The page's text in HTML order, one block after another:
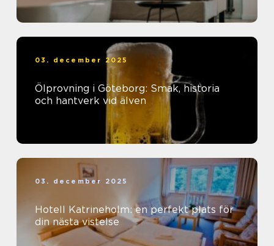
03. december 2025
Ölprovning i Göteborg: Smak, historia
och hantverk vid älven
03. december 2025
Hotell Katrineholm: en perfekt plats för
din nästa vistelse